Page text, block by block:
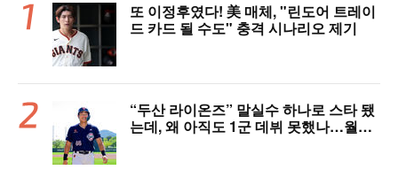
또 이정후였다! 美 매체, "린도어 트레이
드 카드 될 수도" 충격 시나리오 제기
“두산 라이온즈” 말실수 하나로 스타 됐
는데, 왜 아직도 1군 데뷔 못했나…월간